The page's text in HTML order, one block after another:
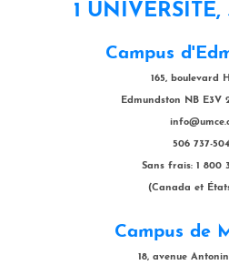
1 UNIVERSITÉ,
Campus
165, boulevard
Edmundston NB E3V
506 737-
Sans frais: 1 800
(Canada et
Campus de
18, avenue